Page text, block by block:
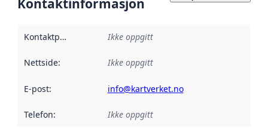
Kontaktinformasjon
Kontaktpunkt Ikke oppgitt
Nettside: Ikke oppgitt
E-post: info@kartverket.no
Telefon: Ikke oppgitt